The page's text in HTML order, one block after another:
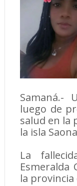
Samaná.-
luego de
salud en la
la isla
La
Esmeralda
la provincia